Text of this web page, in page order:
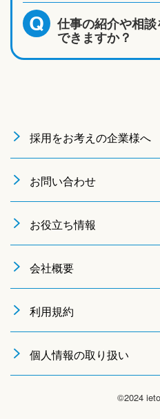
Q 仕事の紹介や相
できますか？
採用をお考えの企業様へ
お問い合わせ
お役立ち情報
会社概要
利用規約
個人情報の取り扱い
©2024